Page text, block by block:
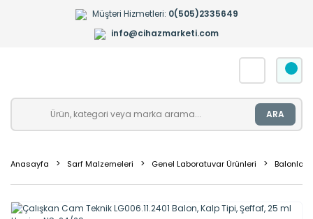
Müşteri Hizmetleri: 0(505)2335649
info@cihazmarketi.com
ARA
Anasayfa Sarf Malzemeleri Genel Laboratuvar Ürünleri Balonlar